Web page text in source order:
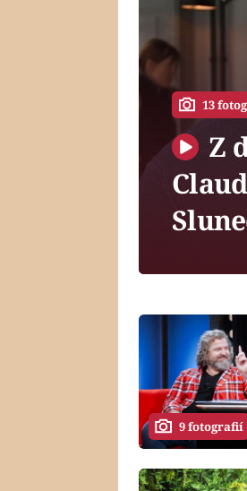
13
Z
9 fotografií